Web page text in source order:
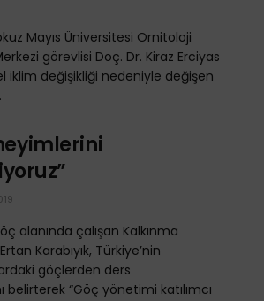
Mayıs Üniversitesi Ornitoloji
görevlisi Doç. Dr. Kiraz Erciyas
iklim değişikliği nedeniyle değişen
alanında çalışan Kalkınma
Karabıyık, Türkiye’nin
göçlerden ders
belirterek “Göç yönetimi katılımcı